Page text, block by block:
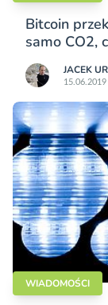
Bitcoin
samo CO2,
JACEK
WIADOMOŚCI